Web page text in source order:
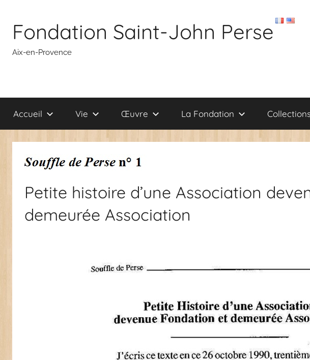
contenu
Fondation Saint-John Perse
Aix-en-Provence
Accueil Vie Œuvre La Fondation
Petite histoire d’une Association
demeurée Association